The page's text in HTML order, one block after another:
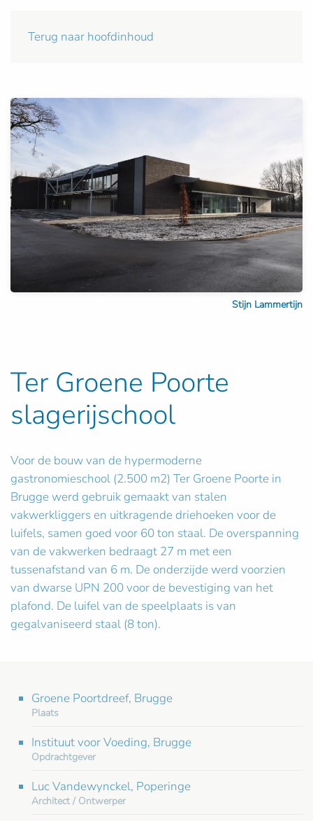
Terug naar hoofdinhoud
Stijn Lammertijn
Ter Groene Poorte
slagerijschool
Voor de bouw van de hypermoderne
gastronomieschool (2.500 m2) Ter Groene Poorte in
Brugge werd gebruik gemaakt van stalen
vakwerkliggers en uitkragende driehoeken voor de
luifels, samen goed voor 60 ton staal. De overspanning
van de vakwerken bedraagt 27 m met een
tussenafstand van 6 m. De onderzijde werd voorzien
van dwarse UPN 200 voor de bevestiging van het
plafond. De luifel van de speelplaats is van
gegalvaniseerd staal (8 ton).
Groene Poortdreef, Brugge
Plaats
Instituut voor Voeding, Brugge
Opdrachtgever
Luc Vandewynckel, Poperinge
Architect / Ontwerper